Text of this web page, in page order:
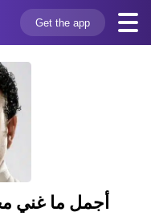
Get the app
أجمل ما غني